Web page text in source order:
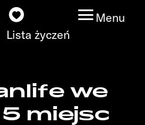
Lista życzeń
Menu
we
miejsc